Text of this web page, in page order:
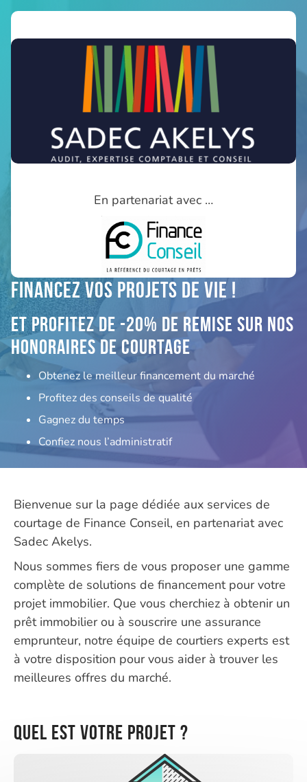
En partenariat avec …
Financez vos projets de vie !
Et profitez de -20% de remise sur nos
honoraires de courtage
Obtenez le meilleur financement du marché
Profitez des conseils de qualité
Gagnez du temps
Confiez nous l’administratif
Bienvenue sur la page dédiée aux services de
courtage de Finance Conseil, en partenariat avec
Sadec Akelys.
Nous sommes fiers de vous proposer une gamme
complète de solutions de financement pour votre
projet immobilier. Que vous cherchiez à obtenir un
prêt immobilier ou à souscrire une assurance
emprunteur, notre équipe de courtiers experts est
à votre disposition pour vous aider à trouver les
meilleures offres du marché.
Quel est votre projet ?